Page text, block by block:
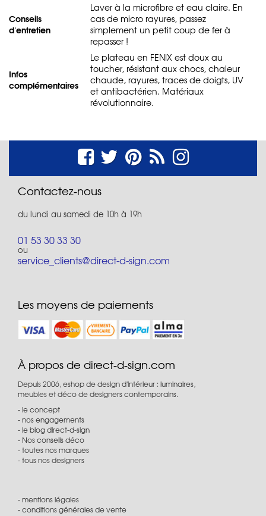
Conseils
d'entretien
Laver à la microfibre et eau claire. En
cas de micro rayures, passez
simplement un petit coup de fer à
repasser !
Infos
complémentaires
Le plateau en FENIX est doux au
toucher, résistant aux chocs, chaleur
chaude, rayures, traces de doigts, UV
et antibactérien. Matériaux
révolutionnaire.
Contactez-nous
du lundi au samedi de 10h à 19h
01 53 30 33 30
ou
service_clients@direct-d-sign.com
Les moyens de paiements
À propos de direct-d-sign.com
Depuis 2006, eshop de design d'intérieur : luminaires,
meubles et déco de designers contemporains.
le concept
nos engagements
le blog direct-d-sign
Nos conseils déco
toutes nos marques
tous nos designers
mentions légales
conditions générales de vente